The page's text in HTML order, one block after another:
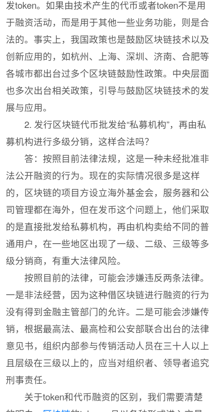
发token。如果由技术产生的代币或者token不是用
于融资活动，而是用于其他一些业务功能，则是合
法的。事实上，我国政策也是鼓励区块链技术以及
创新应用的，如杭州、上海、深圳、济南、合肥等
各城市都出台过多个区块链鼓励性政策。中央层面
也多次出台相关政策，引导与鼓励区块链技术的发
展与应用。
2. 发行区块链代币批发给“私募机构”，再由私
募机构进行多级分销，这样合法吗？
答：按照目前法律法规，这是一种未经批准非
法公开融资的行为。现在的实际情况很多是这样
的，区块链的项目方设立海外基金会，服务器和公
司管理都在海外，但在发币这个问题上，他们采取
的是直接批发给私募机构，再由机构卖给不同的普
通用户，在一些地区出现了一级、二级、三级等多
级分销商，有重大法律风险。
按照目前的法律，可能会涉嫌违反两条法律。
一是非法经营，因为这种借区块链进行融资的行为
没有得到金融主管部门的允许。二是可能会涉嫌传
销，根据最高法、最高检和公安部联合出台的法律
意见书，组织内部参与传销活动人员在三十人以上
且层级在三级以上的，应当对组织者、领导者追究
刑事责任。
关于token和代币融资的区别，我们需要清楚